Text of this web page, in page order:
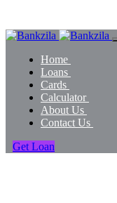
Home
Loans
Cards
Calculator
About Us
Contact Us
Get Loan